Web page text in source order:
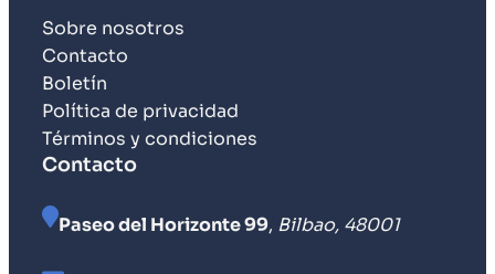
Sobre nosotros
Contacto
Boletín
Política de privacidad
Términos y condiciones
Contacto
Paseo del Horizonte 99, Bilbao, 48001